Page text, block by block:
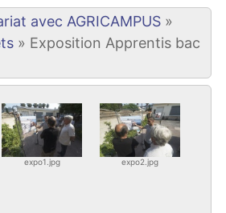
avec AGRICAMPUS »
» Exposition Apprentis bac
expo1.jpg expo2.jpg